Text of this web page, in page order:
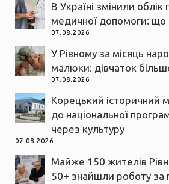
В Україні змінили облік
медичної допомоги: що
07.08.2026
У Рівному за місяць
малюки: дівчаток
07.08.2026
Корецький історичний
до національної
через культуру
07.08.2026
Майже 150 жителів
50+ знайшли роботу за